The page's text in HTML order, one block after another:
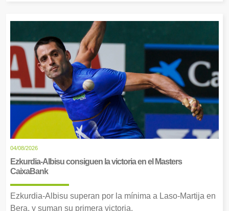
04/08/2026
Ezkurdia-Albisu consiguen la victoria en el Masters
CaixaBank
Ezkurdia-Albisu superan por la mínima a Laso-Martija en
Bera, y suman su primera victoria.